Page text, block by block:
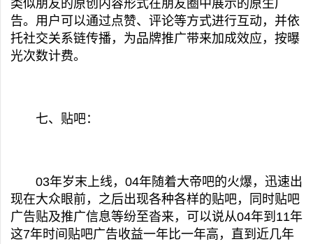
类似朋友的原创内容形式在朋友圈中展示的原生广
告。用户可以通过点赞、评论等方式进行互动，并依
托社交关系链传播，为品牌推广带来加成效应，按曝
光次数计费。
七、贴吧：
03年岁末上线，04年随着大帝吧的火爆，迅速出
现在大众眼前，之后出现各种各样的贴吧，同时贴吧
广告贴及推广信息等纷至沓来，可以说从04年到11年
这7年时间贴吧广告收益一年比一年高，直到近几年